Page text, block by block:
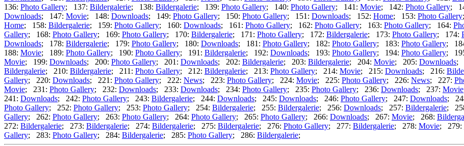
136: Photo Gallery; 137: Bildergalerie; 138: Bildergalerie; 139: Photo Gallery; 140: Photo Gallery; 141: Movie; 142: Photo Gallery;
Downloads; 147: Movie; 148: Downloads; 149: Photo Gallery; 150: Photo Gallery; 151: Downloads; 152: Home; 153: Photo Gallery
Home; 158: Bildergalerie; 159: Photo Gallery; 160: Downloads; 161: Photo Gallery; 162: Photo Gallery; 163: Photo Gallery; 164:
Gallery; 168: Photo Gallery; 169: Photo Gallery; 170: Bildergalerie; 171: Photo Gallery; 172: Bildergalerie; 173: Photo Gallery; 174:
Downloads; 178: Bildergalerie; 179: Photo Gallery; 180: Downloads; 181: Photo Gallery; 182: Photo Gallery; 183: Photo Gallery;
188: Movie; 189: Photo Gallery; 190: Photo Gallery; 191: Bildergalerie; 192: Downloads; 193: Photo Gallery; 194: Photo Gallery;
Movie; 199: Downloads; 200: Photo Gallery; 201: Downloads; 202: Bildergalerie; 203: Bildergalerie; 204: Movie; 205: Downloads;
Bildergalerie; 210: Bildergalerie; 211: Photo Gallery; 212: Bildergalerie; 213: Photo Gallery; 214: Movie; 215: Downloads; 216:
Gallery; 220: Downloads; 221: Photo Gallery; 222: News; 223: Photo Gallery; 224: Movie; 225: Photo Gallery; 226: News; 227:
Movie; 231: Photo Gallery; 232: Downloads; 233: Downloads; 234: Photo Gallery; 235: Photo Gallery; 236: Downloads; 237: Movie
241: Downloads; 242: Photo Gallery; 243: Bildergalerie; 244: Downloads; 245: Downloads; 246: Photo Gallery; 247: Downloads;
Photo Gallery; 252: Photo Gallery; 253: Photo Gallery; 254: Bildergalerie; 255: Bildergalerie; 256: Downloads; 257: Bildergalerie;
Gallery; 262: Photo Gallery; 263: Photo Gallery; 264: Photo Gallery; 265: Photo Gallery; 266: Downloads; 267: Movie; 268:
272: Bildergalerie; 273: Bildergalerie; 274: Bildergalerie; 275: Bildergalerie; 276: Photo Gallery; 277: Bildergalerie; 278: Movie; 279:
Gallery; 283: Photo Gallery; 284: Bildergalerie; 285: Photo Gallery; 286: Bildergalerie;